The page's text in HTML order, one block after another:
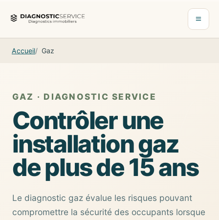
Ouvrir
Accueil Gaz
GAZ · DIAGNOSTIC SERVICE
Contrôler une
installation gaz
de plus de 15 ans
Le diagnostic gaz évalue les risques pouvant
compromettre la sécurité des occupants lorsque